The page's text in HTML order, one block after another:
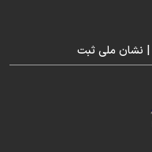
| نشان ملی ثبت